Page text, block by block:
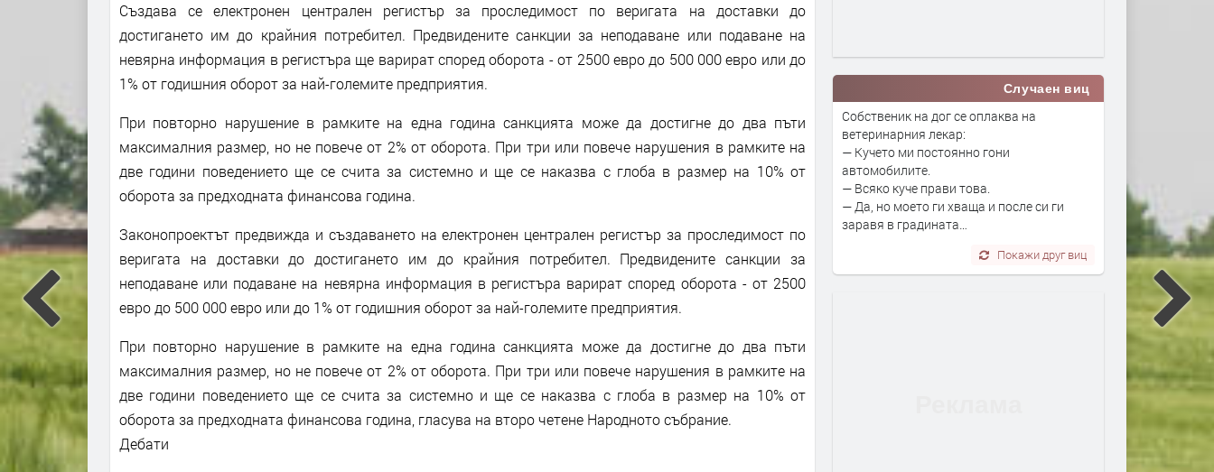
Създава се електронен централен регистър за проследимост по веригата на доставки до
достигането им до крайния потребител. Предвидените санкции за неподаване или подаване на
невярна информация в регистъра ще варират според оборота - от 2500 евро до 500 000 евро или до
1% от годишния оборот за най-големите предприятия.
При повторно нарушение в рамките на една година санкцията може да достигне до два пъти
максималния размер, но не повече от 2% от оборота. При три или повече нарушения в рамките на
две години поведението ще се счита за системно и ще се наказва с глоба в размер на 10% от
оборота за предходната финансова година.
Законопроектът предвижда и създаването на електронен централен регистър за проследимост по
веригата на доставки до достигането им до крайния потребител. Предвидените санкции за
неподаване или подаване на невярна информация в регистъра варират според оборота - от 2500
евро до 500 000 евро или до 1% от годишния оборот за най-големите предприятия.
При повторно нарушение в рамките на една година санкцията може да достигне до два пъти
максималния размер, но не повече от 2% от оборота. При три или повече нарушения в рамките на
две години поведението ще се счита за системно и ще се наказва с глоба в размер на 10% от
оборота за предходната финансова година, гласува на второ четене Народното събрание.
Дебати
Случаен виц
Собственик на дог се оплаква на
ветеринарния лекар:
— Кучето ми постоянно гони
автомобилите.
— Всяко куче прави това.
— Да, но моето ги хваща и после си ги
заравя в градината…
Покажи друг виц